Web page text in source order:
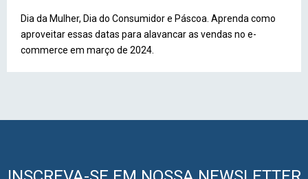
Dia da Mulher, Dia do Consumidor e Páscoa. Aprenda como
aproveitar essas datas para alavancar as vendas no e-
commerce em março de 2024.